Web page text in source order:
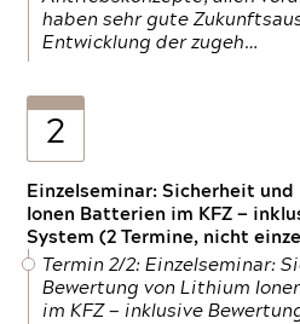
haben sehr gute
Entwicklung der zugeh…
2
Einzelseminar: Sicherheit
Ionen Batterien im KFZ —
System (2 Termine, nicht
Termin 2/2: Einzelseminar:
Bewertung von Lithium
im KFZ — inklusive